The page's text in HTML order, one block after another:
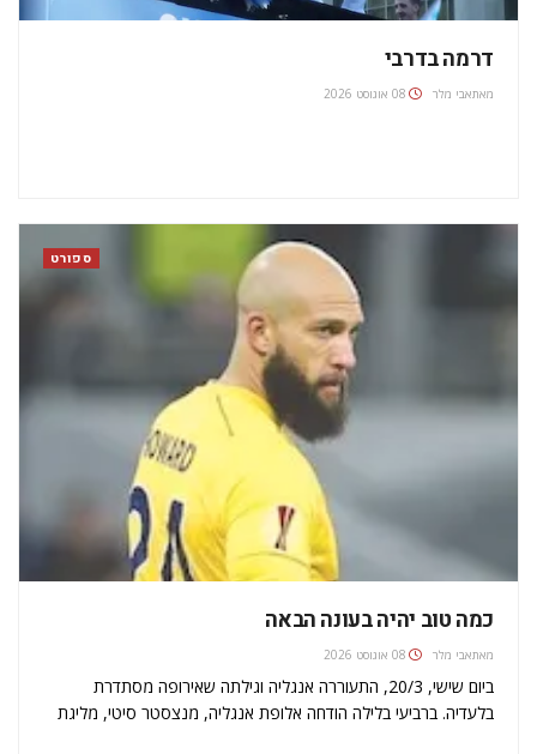
דרמה בדרבי
מאתאבי מלר 08 אוגוסט 2026
ספורט
כמה טוב יהיה בעונה הבאה
מאתאבי מלר 08 אוגוסט 2026
ביום שישי, 20/3, התעוררה אנגליה וגילתה שאירופה מסתדרת
בלעדיה. ברביעי בלילה הודחה אלופת אנגליה, מנצסטר סיטי, מליגת